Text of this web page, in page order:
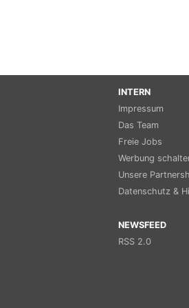
INTERN
Impressum
Das Team
Freie Jobs
Werbung
Unsere
Datenschutz &
NEWSFEED
RSS 2.0